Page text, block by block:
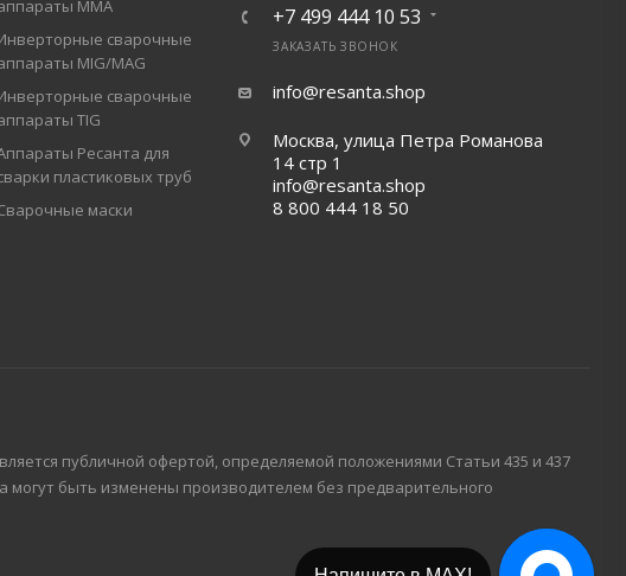
ММА
сварочные
MIG/MAG
сварочные
TIG
Ресанта для
пластиковых труб
маски
+7 499 444 10 53
ЗАКАЗАТЬ ЗВОНОК
info@resanta.shop
Москва, улица Петра Романова
14 стр 1
info@resanta.shop
8 800 444 18 50
публичной офертой, определяемой положениями Статьи 435 и 437
могут быть изменены производителем без предварительного